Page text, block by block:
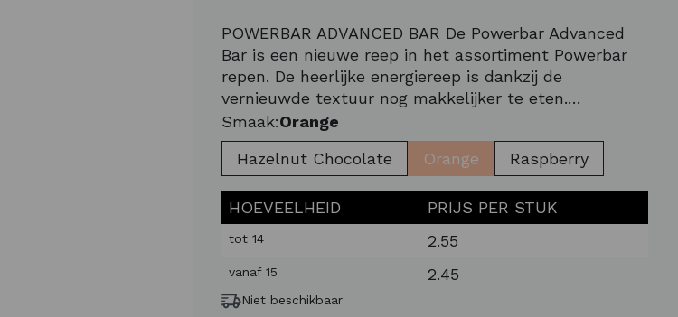
POWERBAR ADVANCED BAR De Powerbar Advanced
Bar is een nieuwe reep in het assortiment Powerbar
repen. De heerlijke energiereep is dankzij de
vernieuwde textuur nog makkelijker te eten.
Kenmerkend aan de textuur is dat deze niet te droog
en plakkerig is. De reep bevat een C2MAX
koolhydratenmix. Deze w
Smaak:Orange
Hazelnut Chocolate
Orange Raspberry
HOEVEELHEID PRIJS PER STUK
tot14 2.55
vanaf15 2.45
Niet beschikbaar